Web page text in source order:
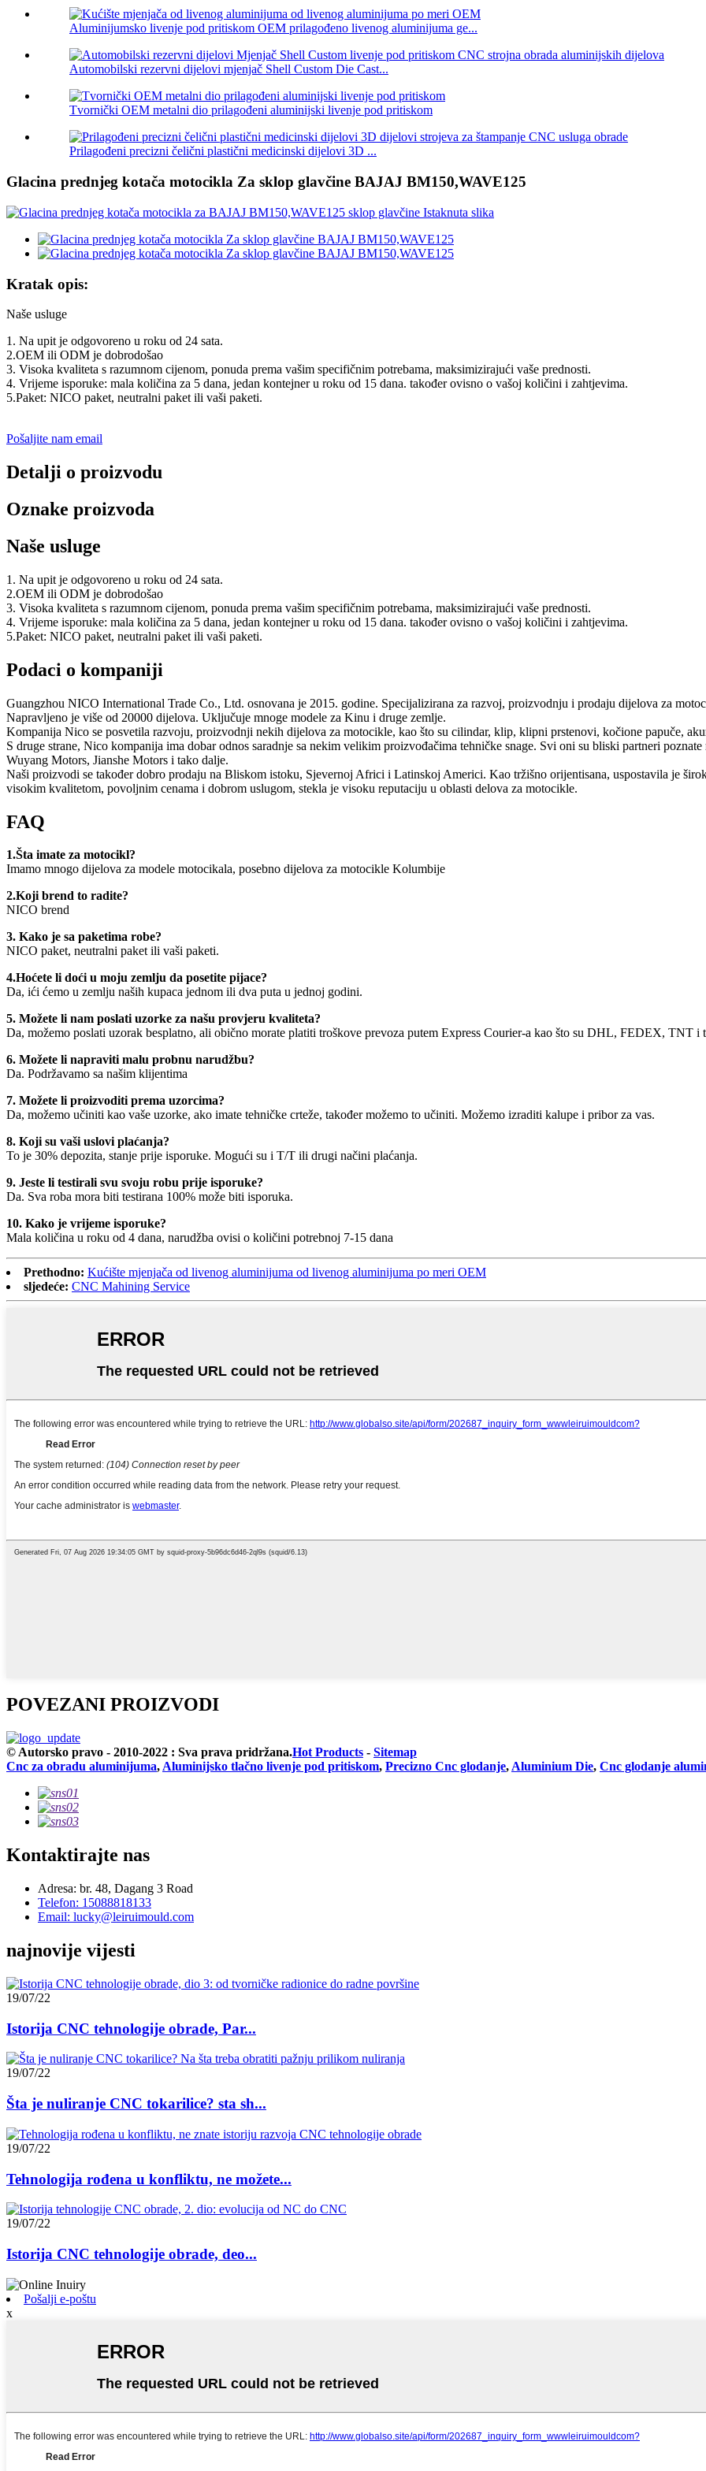
Aluminijumsko livenje pod pritiskom OEM prilagođeno livenog aluminijuma ge...
Automobilski rezervni dijelovi mjenjač Shell Custom Die Cast...
Tvornički OEM metalni dio prilagođeni aluminijski livenje pod pritiskom
Prilagođeni precizni čelični plastični medicinski dijelovi 3D ...
Glacina prednjeg kotača motocikla Za sklop glavčine BAJAJ BM150,WAVE125
Kratak opis:
Naše usluge
1. Na upit je odgovoreno u roku od 24 sata.
2.OEM ili ODM je dobrodošao
3. Visoka kvaliteta s razumnom cijenom, ponuda prema vašim specifičnim potrebama, maksimizirajući vaše prednosti.
4. Vrijeme isporuke: mala količina za 5 dana, jedan kontejner u roku od 15 dana. također ovisno o vašoj količini i zahtjevima.
5.Paket: NICO paket, neutralni paket ili vaši paketi.
Pošaljite nam email
Detalji o proizvodu
Oznake proizvoda
Naše usluge
1. Na upit je odgovoreno u roku od 24 sata.
2.OEM ili ODM je dobrodošao
3. Visoka kvaliteta s razumnom cijenom, ponuda prema vašim specifičnim potrebama, maksimizirajući vaše prednosti.
4. Vrijeme isporuke: mala količina za 5 dana, jedan kontejner u roku od 15 dana. također ovisno o vašoj količini i zahtjevima.
5.Paket: NICO paket, neutralni paket ili vaši paketi.
Podaci o kompaniji
Guangzhou NICO International Trade Co., Ltd. osnovana je 2015. godine. Specijalizirana za razvoj, proizvodnju i prodaju dijelova za
Napravljeno je više od 20000 dijelova. Uključuje mnoge modele za Kinu i druge zemlje.
Kompanija Nico se posvetila razvoju, proizvodnji nekih dijelova za motocikle, kao što su cilindar, klip, klipni prstenovi, kočione papuče,
S druge strane, Nico kompanija ima dobar odnos saradnje sa nekim velikim proizvođačima tehničke snage. Svi oni su bliski partneri
Wuyang Motors, Jianshe Motors i tako dalje.
Naši proizvodi se također dobro prodaju na Bliskom istoku, Sjevernoj Africi i Latinskoj Americi. Kao tržišno orijentisana, uspostavila je
visokim kvalitetom, povoljnim cenama i dobrom uslugom, stekla je visoku reputaciju u oblasti delova za motocikle.
FAQ
1.Šta imate za motocikl?
Imamo mnogo dijelova za modele motocikala, posebno dijelova za motocikle Kolumbije
2.Koji brend to radite?
NICO brend
3. Kako je sa paketima robe?
NICO paket, neutralni paket ili vaši paketi.
4.Hoćete li doći u moju zemlju da posetite pijace?
Da, ići ćemo u zemlju naših kupaca jednom ili dva puta u jednoj godini.
5. Možete li nam poslati uzorke za našu provjeru kvaliteta?
Da, možemo poslati uzorak besplatno, ali obično morate platiti troškove prevoza putem Express Courier-a kao što su DHL, FEDEX, TNT i
6. Možete li napraviti malu probnu narudžbu?
Da. Podržavamo sa našim klijentima
7. Možete li proizvoditi prema uzorcima?
Da, možemo učiniti kao vaše uzorke, ako imate tehničke crteže, također možemo to učiniti. Možemo izraditi kalupe i pribor za vas.
8. Koji su vaši uslovi plaćanja?
To je 30% depozita, stanje prije isporuke. Mogući su i T/T ili drugi načini plaćanja.
9. Jeste li testirali svu svoju robu prije isporuke?
Da. Sva roba mora biti testirana 100% može biti isporuka.
10. Kako je vrijeme isporuke?
Mala količina u roku od 4 dana, narudžba ovisi o količini potrebnoj 7-15 dana
Prethodno: Kućište mjenjača od livenog aluminijuma od livenog aluminijuma po meri OEM
sljedeće: CNC Mahining Service
POVEZANI PROIZVODI
© Autorsko pravo - 2010-2022 : Sva prava pridržana.Hot Products - Sitemap
Cnc za obradu aluminijuma, Aluminijsko tlačno livenje pod pritiskom, Precizno Cnc glodanje, Aluminium Die, Cnc glodanje
Kontaktirajte nas
Adresa: br. 48, Dagang 3 Road
Telefon: 15088818133
Email: lucky@leiruimould.com
najnovije vijesti
19/07/22
Istorija CNC tehnologije obrade, Par...
19/07/22
Šta je nuliranje CNC tokarilice? sta sh...
19/07/22
Tehnologija rođena u konfliktu, ne možete...
19/07/22
Istorija CNC tehnologije obrade, deo...
Pošalji e-poštu
x